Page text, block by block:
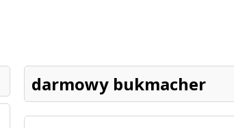
darmowy bukmacher